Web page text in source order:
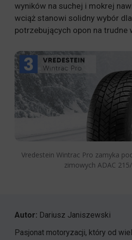
wyników na suchej i mokrej
wciąż stanowi solidny wybór
potrzebujących opon na trudne
Vredestein Wintrac Pro zamyka
zimowych ADAC
Autor: Dariusz Janiszewski
Pasjonat motoryzacji, który od